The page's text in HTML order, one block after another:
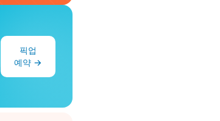
픽업
예약 →